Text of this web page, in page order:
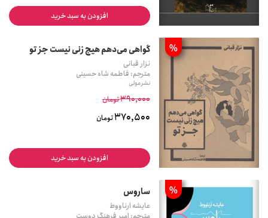
افزودن به سبد خرید
% گواهی می‌دهم هیچ زنی نیست جز تو
نزار قبانی
مترجم: فاطمه شاه حسینی
نشر مولی
390,000تومان
370,500تومان
افزودن به سبد خرید
% ساروس
عایشه ارناووط